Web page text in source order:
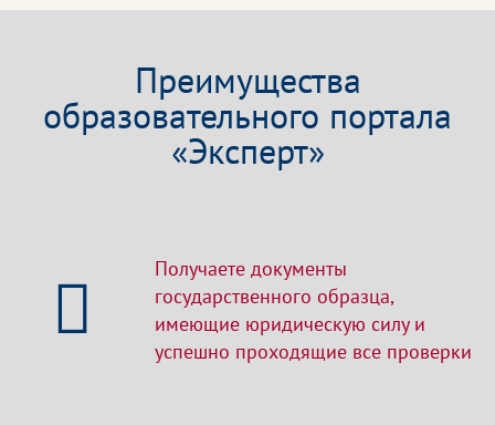
Преимущества
образовательного портала
«Эксперт»
Получаете документы
государственного образца,
имеющие юридическую силу и
успешно проходящие все проверки